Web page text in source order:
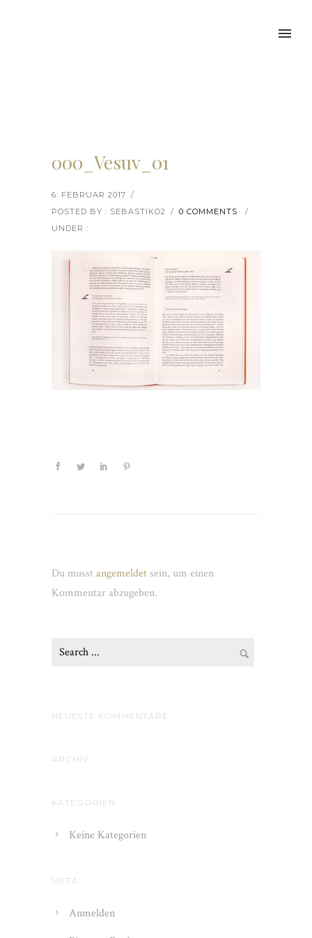
000_Vesuv_01
6. FEBRUAR 2017 /
POSTED BY : SEBASTIKO2 / 0 COMMENTS
/
UNDER :
Du musstangemeldet sein, um einen
Kommentar abzugeben.
NEUESTE KOMMENTARE
ARCHIV
KATEGORIEN
Keine Kategorien
META
Anmelden